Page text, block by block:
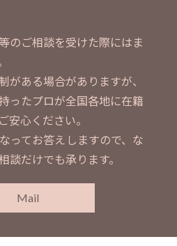
のご相談を受けた際にはま
がある場合がありますが、
ったプロが全国各地に在籍
安心ください。
ってお答えしますので、な
談だけでも承ります。
Mail